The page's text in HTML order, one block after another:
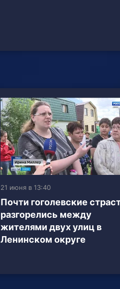
21 июня в 13:40
Почти гоголевские
разгорелись между
жителями двух улиц в
Ленинском округе